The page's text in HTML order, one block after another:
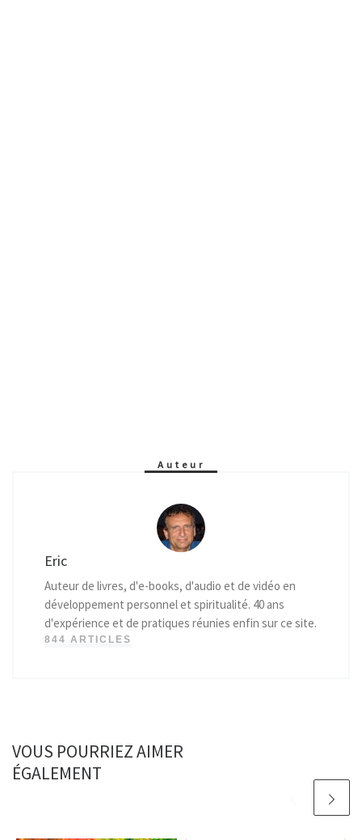
Auteur
Eric
Auteur de livres, d'e-books, d'audio et de vidéo en
développement personnel et spiritualité. 40 ans
d'expérience et de pratiques réunies enfin sur ce site.
844 ARTICLES
VOUS POURRIEZ AIMER
ÉGALEMENT